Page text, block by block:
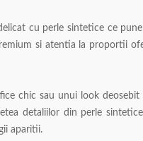
cu perle sintetice ce
si atentia la proportii
chic sau unui look deosebit
detaliilor din perle
aparitii.